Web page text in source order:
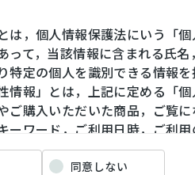
は，個人情報保護法にいう「
て，当該情報に含まれる氏名
定の個人を識別できる情報を
情報」とは，上記に定める「
ご購入いただいた商品，ご覧
ーワード，ご利用日時，ご利
ザーのIPアドレス，クッキー情
同意しない